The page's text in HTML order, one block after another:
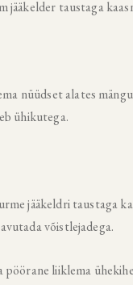
jääkelder taustaga
nüüdset alates
ühikutega.
jääkeldri taustaga
võistlejadega.
liiklema